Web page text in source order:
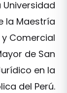
la Maestría
Comercial
de San
en la
del Perú.